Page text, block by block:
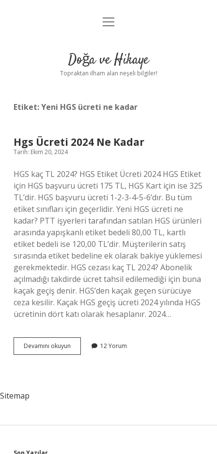
Anasayfa
Yasal Uyarı
menüyü
Doğa ve Hikaye
Topraktan ilham alan neşeli bilgiler!
Etiket:Yeni HGS ücreti ne kadar
Hgs Ücreti 2024 Ne Kadar
Tarih: Ekim 20, 2024
HGS kaç TL 2024? HGS Etiket Ücreti 2024 HGS Etiket
için HGS başvuru ücreti 175 TL, HGS Kart için ise 325
TL’dir. HGS başvuru ücreti 1-2-3-4-5-6’dır. Bu tüm
etiket sınıfları için geçerlidir. Yeni HGS ücreti ne
kadar? PTT işyerleri tarafından satılan HGS ürünleri
arasında yapışkanlı etiket bedeli 80,00 TL, kartlı
etiket bedeli ise 120,00 TL’dir. Müşterilerin satış
sırasında etiket bedeline ek olarak bakiye yüklemesi
gerekmektedir. HGS cezası kaç TL 2024? Abonelik
açılmadığı takdirde ücret tahsil edilemediği için buna
kaçak geçiş denir. HGS’den kaçak geçen sürücüye
ceza kesilir. Kaçak HGS geçiş ücreti 2024 yılında HGS
ücretinin dört katı olarak hesaplanır. 2024…
Devamını okuyun
Ücreti
12 Yorum
Sitemap